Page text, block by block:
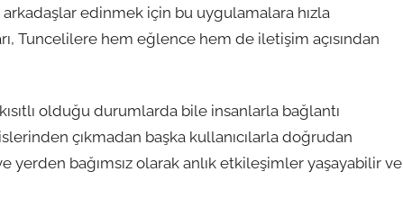
edinmek için bu uygulamalara hızla
Tuncelilere hem eğlence hem de iletişim açısından
olduğu durumlarda bile insanlarla bağlantı
çıkmadan başka kullanıcılarla doğrudan
bağımsız olarak anlık etkileşimler yaşayabilir ve